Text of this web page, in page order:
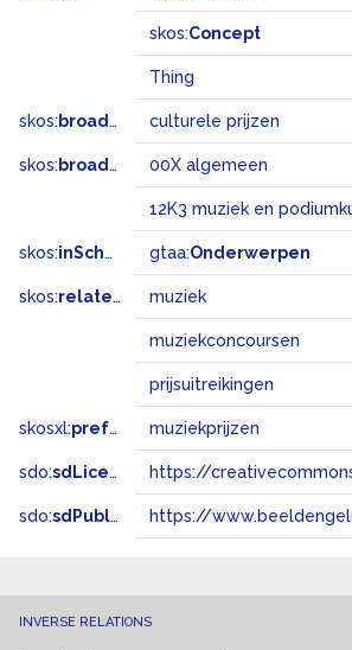
skos:Concept
Thing
skos: broader culturele prijzen
skos: broadMatch 00X algemeen
12K3 muziek en
skos:inScheme gtaa:Onderwerpen
skos:related muziek
muziekconcoursen
prijsuitreikingen
skosxl:prefLabel muziekprijzen
sdo:sdLicense
sdo:sdPublisher https://
INVERSE RELATIONS